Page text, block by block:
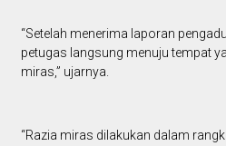
“Setelah menerima laporan
petugas langsung menuju tempat
miras,” ujarnya.
“Razia miras dilakukan dalam